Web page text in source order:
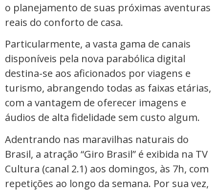
o planejamento de suas próximas aventuras
reais do conforto de casa.
Particularmente, a vasta gama de canais
disponíveis pela nova parabólica digital
destina-se aos aficionados por viagens e
turismo, abrangendo todas as faixas etárias,
com a vantagem de oferecer imagens e
áudios de alta fidelidade sem custo algum.
Adentrando nas maravilhas naturais do
Brasil, a atração “Giro Brasil” é exibida na TV
Cultura (canal 2.1) aos domingos, às 7h, com
repetições ao longo da semana. Por sua vez,